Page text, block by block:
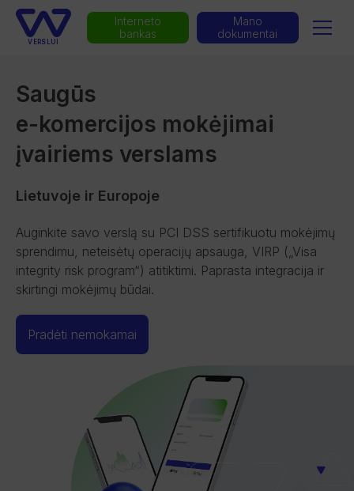
VERSLUI
Interneto
bankas
Mano
dokumentai
Saugūs
e-komercijos mokėjimai
įvairiems verslams
Lietuvoje ir Europoje
Auginkite savo verslą su PCI DSS sertifikuotu mokėjimų
sprendimu, neteisėtų operacijų apsauga, VIRP („Visa
integrity risk program“) atitiktimi. Paprasta integracija ir
skirtingi mokėjimų būdai.
Pradėti nemokamai